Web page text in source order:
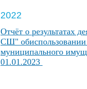
2022
Отчёт о результатах
СШ" обиспользовании
муниципального
01.01.2023